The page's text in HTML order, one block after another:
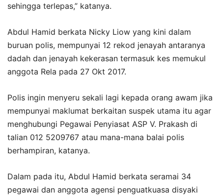
sehingga terlepas,” katanya.
Abdul Hamid berkata Nicky Liow yang kini dalam
buruan polis, mempunyai 12 rekod jenayah antaranya
dadah dan jenayah kekerasan termasuk kes memukul
anggota Rela pada 27 Okt 2017.
Polis ingin menyeru sekali lagi kepada orang awam jika
mempunyai maklumat berkaitan suspek utama itu agar
menghubungi Pegawai Penyiasat ASP V. Prakash di
talian 012 5209767 atau mana-mana balai polis
berhampiran, katanya.
Dalam pada itu, Abdul Hamid berkata seramai 34
pegawai dan anggota agensi penguatkuasa disyaki